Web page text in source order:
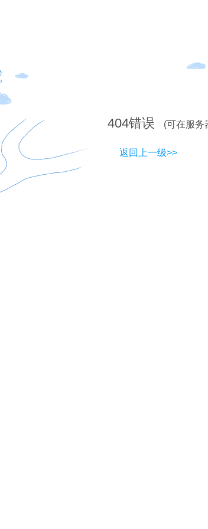
404错误 (可在服务
返回上一级>>